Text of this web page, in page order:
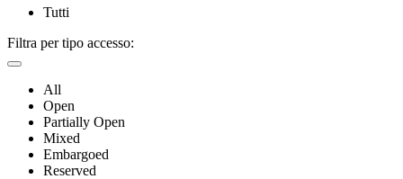
Tutti
Filtra per tipo accesso:
All
Open
Partially Open
Mixed
Embargoed
Reserved